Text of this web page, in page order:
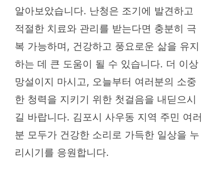
알아보았습니다. 난청은 조기에 발견하고
적절한 치료와 관리를 받는다면 충분히 극
복 가능하며, 건강하고 풍요로운 삶을 유지
하는 데 큰 도움이 될 수 있습니다. 더 이상
망설이지 마시고, 오늘부터 여러분의 소중
한 청력을 지키기 위한 첫걸음을 내딛으시
길 바랍니다. 김포시 사우동 지역 주민 여러
분 모두가 건강한 소리로 가득한 일상을 누
리시기를 응원합니다.